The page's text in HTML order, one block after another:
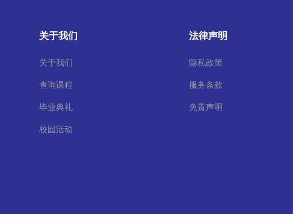
关于我们
关于我们
查询课程
毕业典礼
校园活动
法律声明
隐私政策
服务条款
免责声明